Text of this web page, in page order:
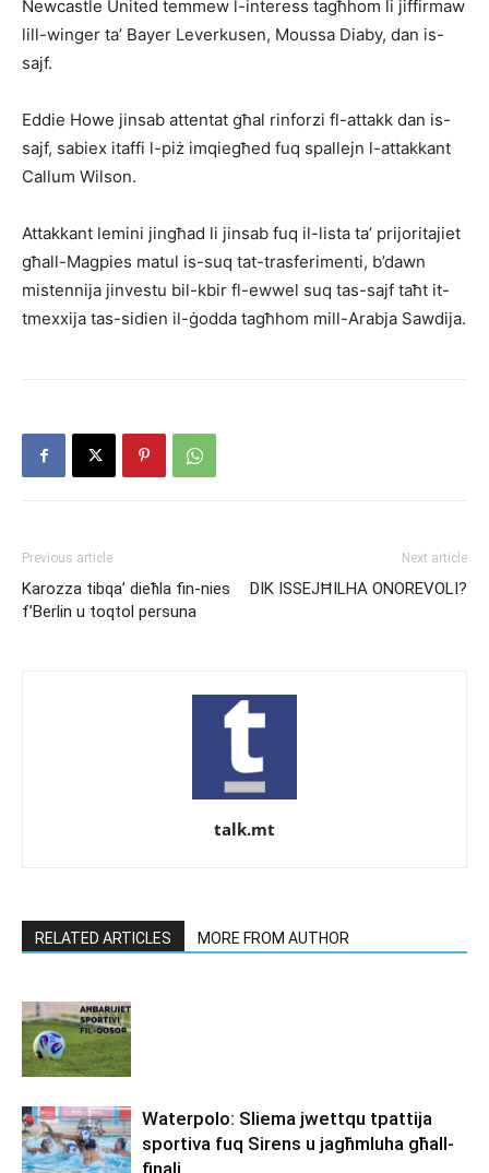
Newcastle United temmew l-interess tagħhom li jiffirmaw
lill-winger ta’ Bayer Leverkusen, Moussa Diaby, dan is-
sajf.
Eddie Howe jinsab attentat għal rinforzi fl-attakk dan is-
sajf, sabiex itaffi l-piż imqiegħed fuq spallejn l-attakkant
Callum Wilson.
Attakkant lemini jingħad li jinsab fuq il-lista ta’ prijoritajiet
għall-Magpies matul is-suq tat-trasferimenti, b’dawn
mistennija jinvestu bil-kbir fl-ewwel suq tas-sajf taħt it-
tmexxija tas-sidien il-ġodda tagħhom mill-Arabja Sawdija.
Previous article
Karozza tibqa’ dieħla fin-nies
f’Berlin u toqtol persuna
Next article
DIK ISSEJĦILHA ONOREVOLI?
talk.mt
RELATED ARTICLES MORE FROM AUTHOR
Waterpolo: Sliema jwettqu tpattija
sportiva fuq Sirens u jagħmluha għall-